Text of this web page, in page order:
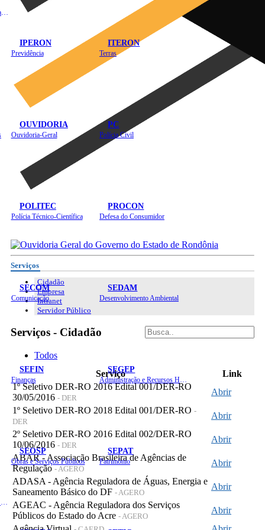
IPERON
Previdência
ITERON
Terras
OUVIDORIA
Ouvidoria-Geral
PC
Polícia Civil
POLITEC
Polícia Técnico-Científica
PROCON
Defesa do Consumidor
SECOM
Comunicação
SEDAM
Desenvolvimento Ambiental
SEFIN
Finanças
SEGEP
SEOSP
Obras e Serviços Públicos
SEPAT
Patrimônio
Serviços
Cidadão
Empresa
Intranet
Servidor Público
Serviços - Cidadão
Todos
Serviço
Link
1º Seletivo DER-RO 2016 Edital 001/DER-RO
30/05/2016 - DER
Abrir
1º Seletivo DER-RO 2018 Edital 001/DER-RO -
DER
Abrir
2º Seletivo DER-RO 2016 Edital 002/DER-RO
10/06/2016 - DER
Abrir
ABAR - Associação Brasileira de Agências de
Regulação- AGERO
Abrir
ADASA - Agência Reguladora de Águas, Energia e
Saneamento Básico do DF - AGERO
Abrir
AGEAC - Agência Reguladora dos Serviços
Públicos do Estado do Acre - AGERO
Abrir